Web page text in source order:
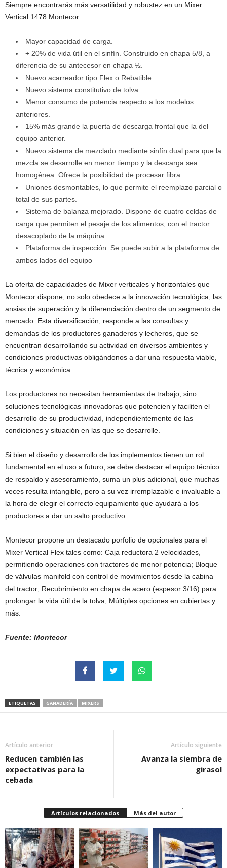
Siempre encontrarás más versatilidad y robustez en un Mixer
Vertical 1478 Montecor
Mayor capacidad de carga.
+ 20% de vida útil en el sinfín. Construido en chapa 5/8, a
diferencia de su antecesor en chapa ½.
Nuevo acarreador tipo Flex o Rebatible.
Nuevo sistema constitutivo de tolva.
Menor consumo de potencia respecto a los modelos
anteriores.
15% más grande la puerta de descarga frontal que la del
equipo anterior.
Nuevo sistema de mezclado mediante sinfín dual para que la
mezcla se desarrolle en menor tiempo y la descarga sea
homogénea. Ofrece la posibilidad de procesar fibra.
Uniones desmontables, lo que permite el reemplazo parcial o
total de sus partes.
Sistema de balanza mejorado. Dispone de cuatro celdas de
carga que permiten el pesaje de los alimentos, con el tractor
desacoplado de la máquina.
Plataforma de inspección. Se puede subir a la plataforma de
ambos lados del equipo
La oferta de capacidades de Mixer verticales y horizontales que
Montecor dispone, no solo obedece a la innovación tecnológica, las
ansias de superación y la diferenciación dentro de un segmento de
mercado. Esta diversificación, responde a las consultas y
demandas de los productores ganaderos y lecheros, que se
encuentran desarrollando su actividad en diversos ambientes y
condiciones productivas obligándonos a dar una respuesta viable,
técnica y económica.
Los productores no necesitan herramientas de trabajo, sino
soluciones tecnológicas innovadoras que potencien y faciliten el
desarrollo de su productividad, independientemente de las
condiciones y situación en las que se desarrolle.
Si bien el diseño y desarrollo de los implementos tienen un rol
fundamental en el uso a futuro, se debe destacar el equipo técnico
de respaldo y asesoramiento, suma un plus adicional, que muchas
veces resulta intangible, pero a su vez irremplazable e invaluable a
la hora de elegir el correcto equipamiento que ayudará a los
productores a dar un salto productivo.
Montecor propone un destacado porfolio de opcionales para el
Mixer Vertical Flex tales como: Caja reductora 2 velocidades,
permitiendo operaciones con tractores de menor potencia; Bloque
de válvulas manifold con control de movimientos desde la cabina
del tractor; Recubrimiento en chapa de acero (espesor 3/16) para
prolongar la vida útil de la tolva; Múltiples opciones en cubiertas y
más.
Fuente: Montecor
ETIQUETAS GANADERÍA MIXERS
Artículo anterior
Reducen también las
expectativas para la
cebada
Artículo siguiente
Avanza la siembra de
girasol
Artículos relacionados Más del autor